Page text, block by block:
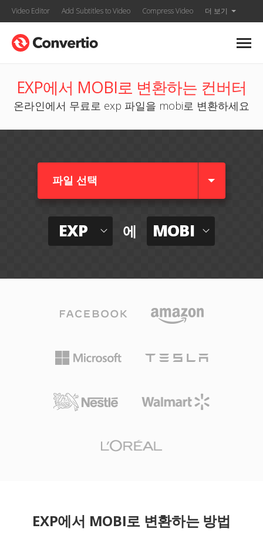
Video Editor Add Subtitles to Video Compress Video 더 보기
EXP에서 MOBI로 변환하는 컨버터
온라인에서 무료로 exp 파일을 mobi로 변환하세요
파일 선택
EXP 에 MOBI
EXP에서 MOBI로 변환하는 방법